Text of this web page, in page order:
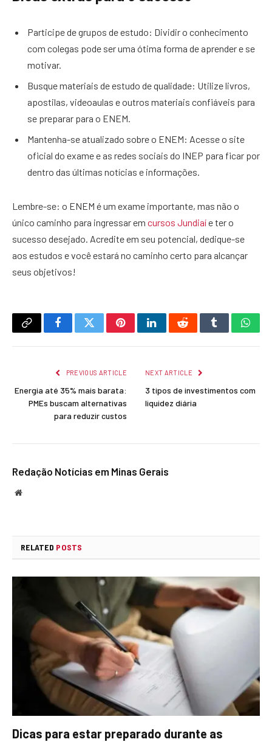
Participe de grupos de estudo: Dividir o conhecimento
com colegas pode ser uma ótima forma de aprender e se
motivar.
Busque materiais de estudo de qualidade: Utilize livros,
apostilas, videoaulas e outros materiais confiáveis para
se preparar para o ENEM.
Mantenha-se atualizado sobre o ENEM: Acesse o site
oficial do exame e as redes sociais do INEP para ficar por
dentro das últimas notícias e informações.
Lembre-se: o ENEM é um exame importante, mas não o
único caminho para ingressar em cursos Jundiaíe ter o
sucesso desejado. Acredite em seu potencial, dedique-se
aos estudos e você estará no caminho certo para alcançar
seus objetivos!
Copy
FacebookTwitterPinterestLinkedInRedditTumblr
PREVIOUS ARTICLE
Energia até 35% mais barata:
PMEs buscam alternativas
para reduzir custos
NEXT ARTICLE
3 tipos de investimentos com
liquidez diária
Redação Notícias em Minas Gerais
Website
RELATED POSTS
Dicas para estar preparado durante as